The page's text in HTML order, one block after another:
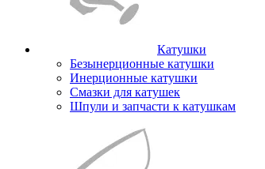
Катушки
Безынерционные катушки
Инерционные катушки
Смазки для катушек
Шпули и запчасти к катушкам